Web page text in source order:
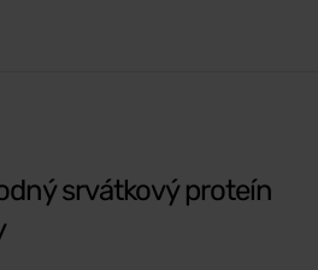
srvátkový proteín